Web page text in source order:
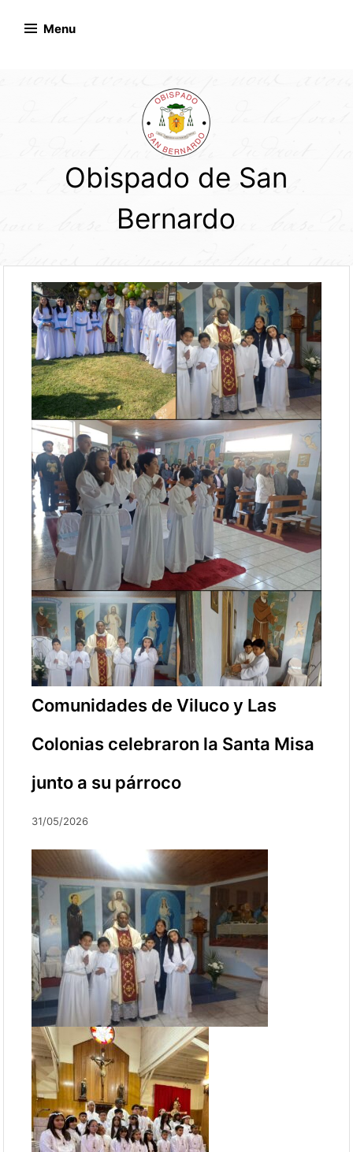
Menu
Obispado de San
Bernardo
Comunidades de Viluco y Las
Colonias celebraron la Santa Misa
junto a su párroco
31/05/2026